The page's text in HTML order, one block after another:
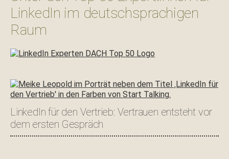
LinkedIn im deutschsprachigen
Raum
LinkedIn für den Vertrieb: Vertrauen entsteht vor
dem ersten Gespräch